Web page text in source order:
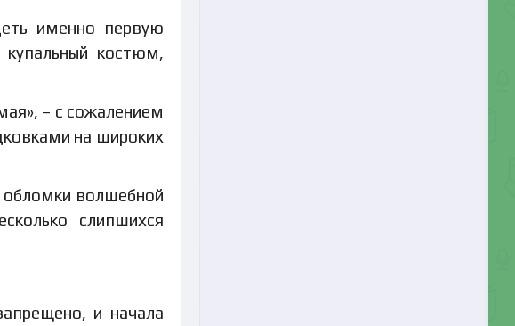
именно первую
костюм,
– с сожалением
на широких
обломки волшебной
слипшихся
и начала